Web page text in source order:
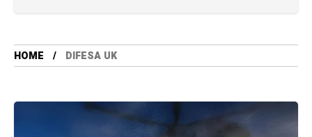
HOME DIFESA UK